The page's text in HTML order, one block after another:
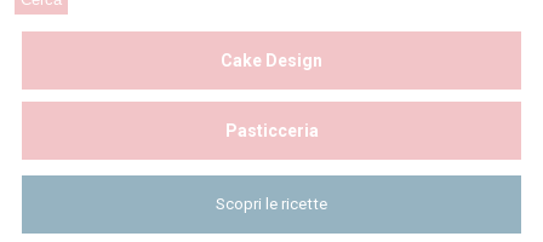
Cake Design
Pasticceria
Scopri le ricette